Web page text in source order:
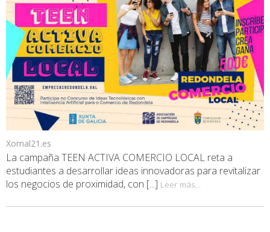
Xornal21.es
La campaña TEEN ACTIVA COMERCIO LOCAL reta a
estudiantes a desarrollar ideas innovadoras para revitalizar
los negocios de proximidad, con [...] Leer más...